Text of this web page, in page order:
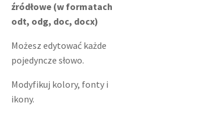
źródłowe (w formatach
odt, odg, doc, docx)
Możesz edytować każde
pojedyncze słowo.
Modyfikuj kolory, fonty i
ikony.